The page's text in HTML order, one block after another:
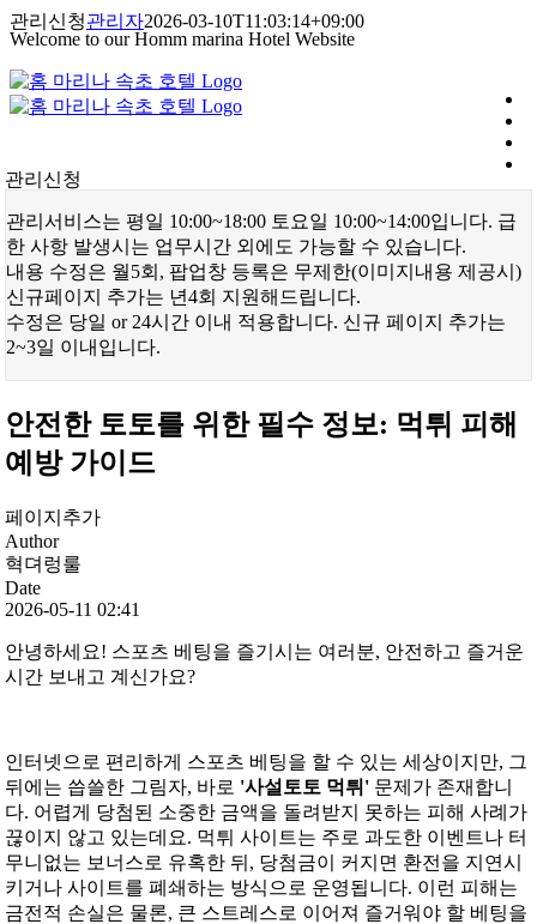
콘
텐
츠
로
건
뛰
Welcome to our Homm marina Hotel Website
관리신청관리자2026-03-10T11:03:14+09:00
관리신청
관리서비스는 평일 10:00~18:00 토요일 10:00~14:00입니다. 급
한 사항 발생시는 업무시간 외에도 가능할 수 있습니다.
내용 수정은 월5회, 팝업창 등록은 무제한(이미지내용 제공시)
신규페이지 추가는 년4회 지원해드립니다.
수정은 당일 or 24시간 이내 적용합니다. 신규 페이지 추가는
2~3일 이내입니다.
안전한 토토를 위한 필수 정보: 먹튀 피해
예방 가이드
페이지추가
Author
혁뎌렁룰
Date
2026-05-11 02:41
안녕하세요! 스포츠 베팅을 즐기시는 여러분, 안전하고 즐거운
시간 보내고 계신가요?
인터넷으로 편리하게 스포츠 베팅을 할 수 있는 세상이지만, 그
뒤에는 씁쓸한 그림자, 바로 '사설토토 먹튀'문제가 존재합니
다. 어렵게 당첨된 소중한 금액을 돌려받지 못하는 피해 사례가
끊이지 않고 있는데요. 먹튀 사이트는 주로 과도한 이벤트나 터
무니없는 보너스로 유혹한 뒤, 당첨금이 커지면 환전을 지연시
키거나 사이트를 폐쇄하는 방식으로 운영됩니다. 이런 피해는
금전적 손실은 물론, 큰 스트레스로 이어져 즐거워야 할 베팅을